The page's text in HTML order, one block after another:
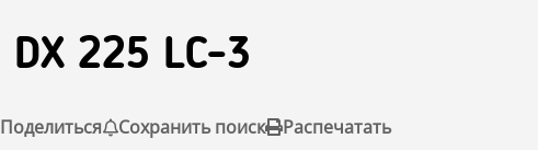
DX 225 LC-3
Поделиться Сохранить поиск Распечатать